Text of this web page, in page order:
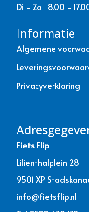
Di - Za 8.00 -
Informatie
Algemene
Privacyverklaring
Fiets Flip
Lilienthalplein 28
9501 XP
info@fietsflip.nl